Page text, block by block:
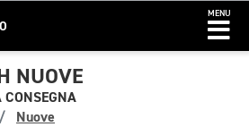
MENU
NUOVE
CONSEGNA
Nuove